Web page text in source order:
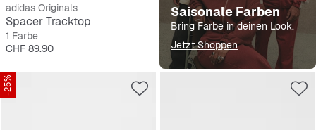
Saisonale Farben
Bring Farbe in deinen Look.
Jetzt Shoppen
adidas Originals
Spacer Tracktop
1 Farbe
Preis
CHF 89.90
-25%